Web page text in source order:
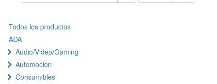
Todos los productos
ADA
Audio/Video/Gaming
Automocion
Consumibles